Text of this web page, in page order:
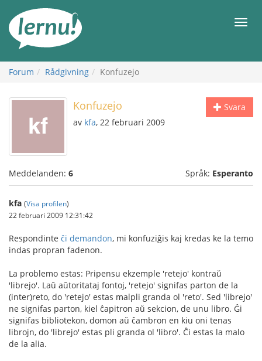
sidans
innehåll
Meny
Forum Rådgivning Konfuzejo
Svara
Konfuzejo
av kfa, 22 februari 2009
Meddelanden: 6 Språk: Esperanto
kfa (Visa profilen)
22 februari 2009 12:31:42
Respondinte ĉi demandon, mi konfuziĝis kaj kredas ke la temo
indas propran fadenon.
La problemo estas: Pripensu ekzemple 'retejo' kontraŭ
'librejo'. Laŭ aŭtoritataj fontoj, 'retejo' signifas parton de la
(inter)reto, do 'retejo' estas malpli granda ol 'reto'. Sed 'librejo'
ne signifas parton, kiel ĉapitron aŭ sekcion, de unu libro. Ĝi
signifas bibliotekon, domon aŭ ĉambron en kiu oni tenas
librojn, do 'librejo' estas pli granda ol 'libro'. Ĉi estas la malo
de la alia.